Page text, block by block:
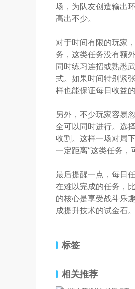
场，为队友创造输出
高出不少。
对于时间有限的玩家
务，这类任务没有额
同时练习连招或熟悉
式。如果时间特别紧
样也能保证每日收益的
另外，不少玩家容易
全可以同时进行。选
收割。这样一场对局
一定距离”这类任务，
最后提醒一点，每日
在难以完成的任务，
的核心是享受战斗乐
成提升技术的试金石。
标签
相关推荐